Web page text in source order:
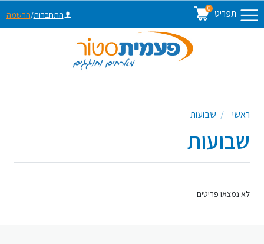
תפריט 0
התחברות/הרשמה
ראשי שבועות
שבועות
לא נמצאו פריטים